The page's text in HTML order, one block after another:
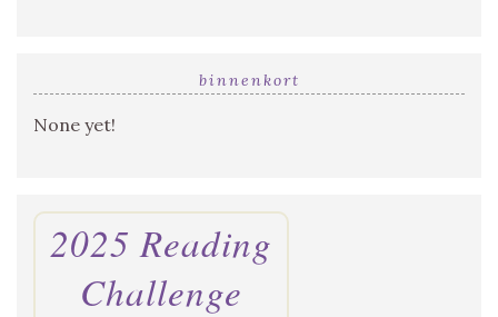
binnenkort
None yet!
2025 Reading
Challenge